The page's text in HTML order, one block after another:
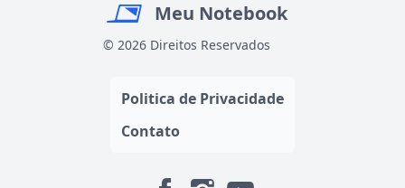
Meu Notebook
© 2026 Direitos Reservados
Politica de Privacidade
Contato